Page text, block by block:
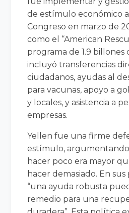
de estímulo económico
Congreso en marzo de
como el “American
programa de 1.9 billones
incluyó transferencias
ciudadanos, ayudas al
para vacunas, apoyo a
y locales, y asistencia a
empresas.
Yellen fue una firme
estímulo,
hacer poco era mayor
hacer demasiado. En sus
“una ayuda robusta
remedio para una